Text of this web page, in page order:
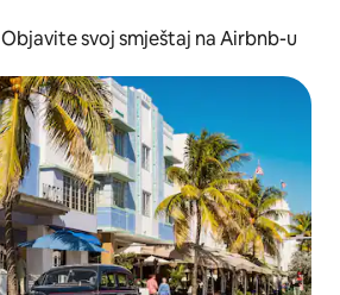
Objavite svoj smještaj na Airbnb-u